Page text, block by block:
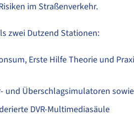
im Straßenverkehr.
zwei Dutzend Stationen:
Erste Hilfe Theorie und
und Überschlagsimulatoren
DVR-Multimediasäule